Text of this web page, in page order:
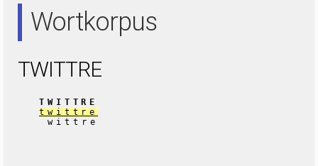
Wortkorpus
TWITTRE
TWITTRE
twittre
wittre